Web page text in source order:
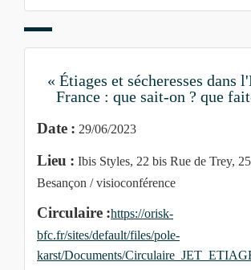
« Étiages et sécheresses dans
France : que sait-on ? que
Date : 29/06/2023
Lieu : Ibis Styles, 22 bis Rue de Trey,
Besançon / visioconférence
Circulaire :https://orisk-
bfc.fr/sites/default/files/pole-
karst/Documents/